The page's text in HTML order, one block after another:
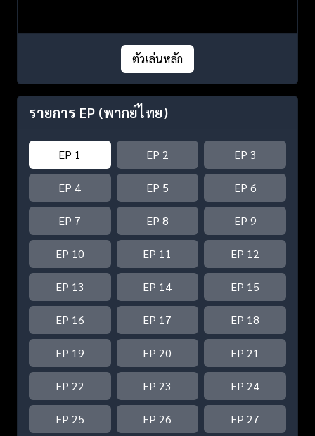
ตัวเล่นหลัก
รายการ EP (พากย์ไทย)
EP 1 EP 2 EP 3
EP 4 EP 5 EP 6
EP 7 EP 8 EP 9
EP 10 EP 11 EP 12
EP 13 EP 14 EP 15
EP 16 EP 17 EP 18
EP 19 EP 20 EP 21
EP 22 EP 23 EP 24
EP 25 EP 26 EP 27